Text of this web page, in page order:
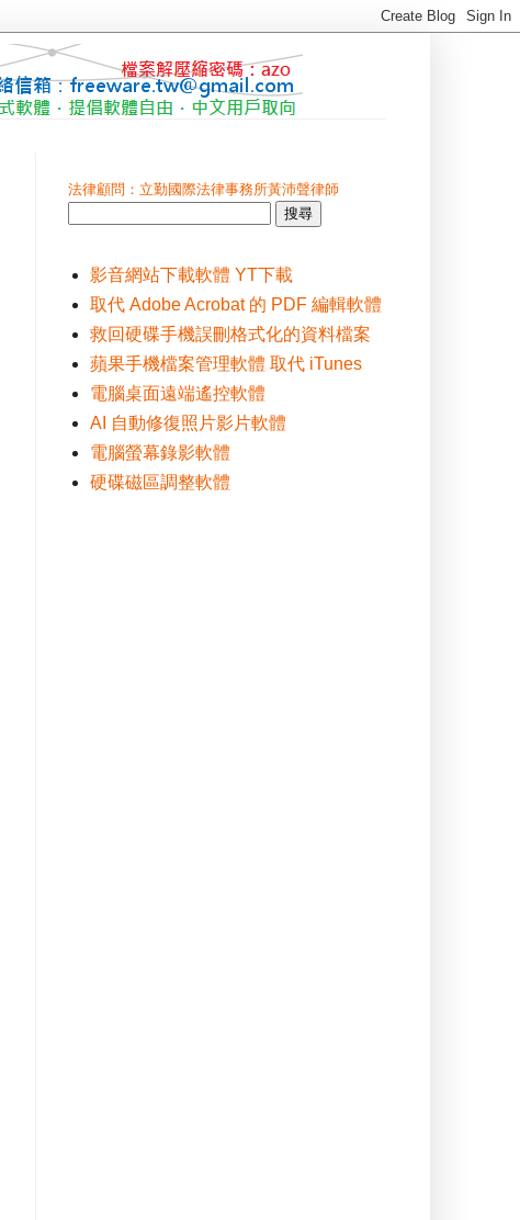
法律顧問：立勤國際法律事務所黃沛聲律師
影音網站下載軟體 YT下載
取代 Adobe Acrobat 的 PDF 編輯軟體
救回硬碟手機誤刪格式化的資料檔案
蘋果手機檔案管理軟體 取代 iTunes
電腦桌面遠端遙控軟體
AI 自動修復照片影片軟體
電腦螢幕錄影軟體
硬碟磁區調整軟體